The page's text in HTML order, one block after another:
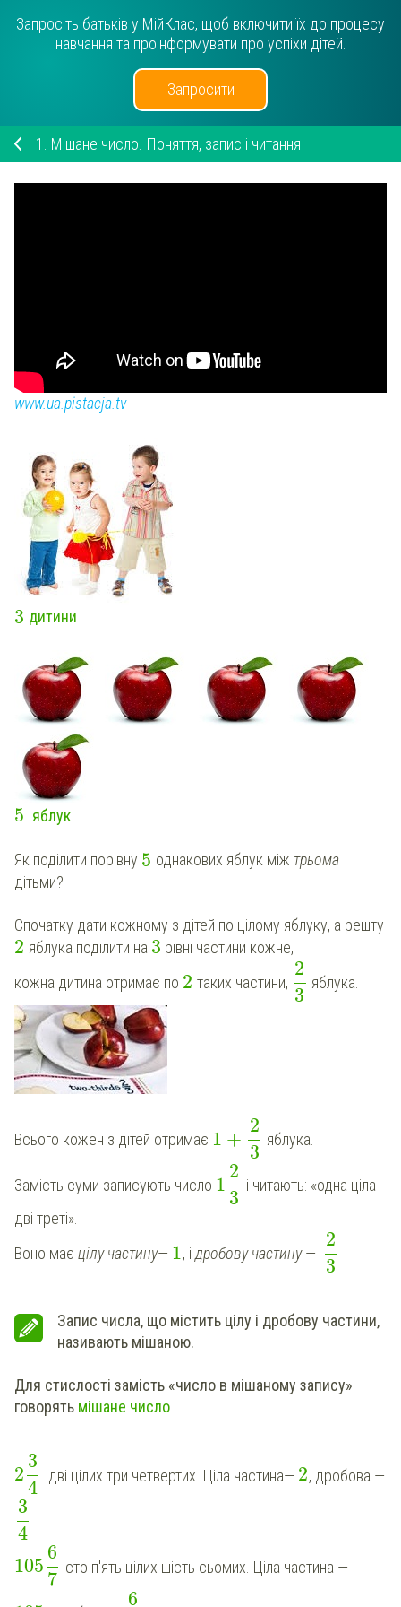
Запросіть батьків у МійКлас, щоб включити їх до процесу
навчання та проінформувати про успіхи дітей.
Запросити
1. Мішане число. Поняття, запис і читання
www.ua.pistacja.tv
3 дитини
5 яблук
Як поділити порівну 5 однакових яблук між трьома
дітьми?
Спочатку дати кожному з дітей по цілому яблуку, а решту
2 яблука поділити на 3 рівні частини кожне,
кожна дитина отримає по 2 таких частини,
2
3
яблука.
Всього кожен з дітей отримає 1 +
2
3
яблука.
Замість суми записують число 1
2
3
і читають: «одна ціла
дві треті».
Воно має цілу частину— 1, і дробову частину—
2
3
Запис числа, що містить цілу і дробову частини,
називають мішаною.
Для стислості замість «число в мішаному запису»
говорять мішане число
2
3
4
дві цілих три четвертих. Ціла частина— 2, дробова —
3
4
105
6
7
сто п'ять цілих шість сьомих. Ціла частина —
6